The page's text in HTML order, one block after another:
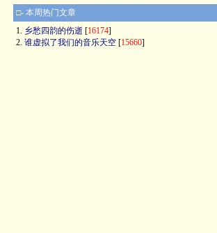
□- 本周热门文章
1. 乡愁四韵的伤逝 [16174]
2. 谁虚拟了我们的音乐天空 [15660]